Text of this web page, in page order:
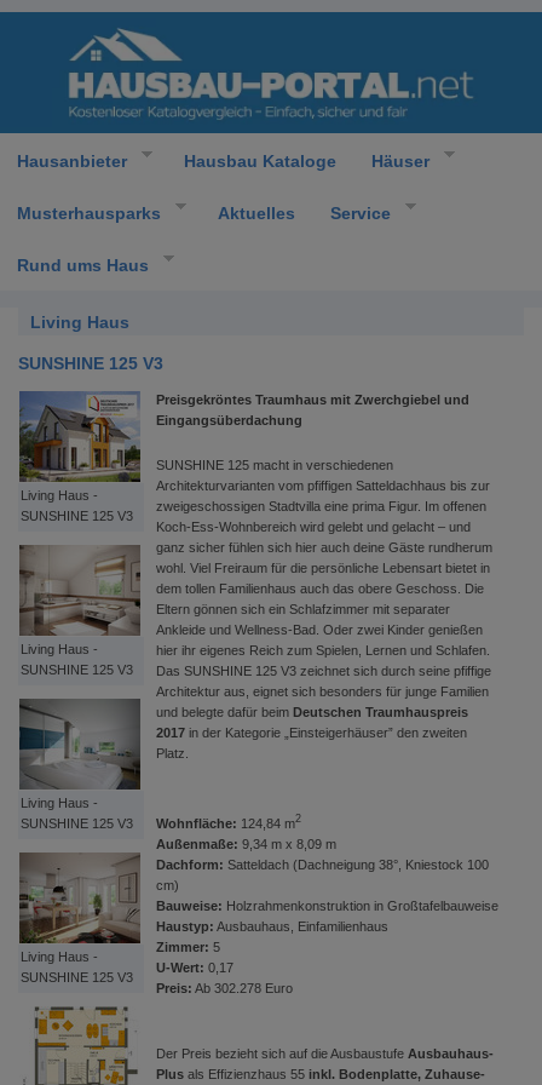
Hausanbieter Hausbau Kataloge Häuser
Musterhausparks Aktuelles Service
Rund ums Haus
Living Haus
SUNSHINE 125 V3
Living Haus -
SUNSHINE 125 V3
Living Haus -
SUNSHINE 125 V3
Living Haus -
SUNSHINE 125 V3
Living Haus -
SUNSHINE 125 V3
Preisgekröntes Traumhaus mit Zwerchgiebel und
Eingangsüberdachung
SUNSHINE 125 macht in verschiedenen
Architekturvarianten vom pfiffigen Satteldachhaus bis zur
zweigeschossigen Stadtvilla eine prima Figur. Im offenen
Koch-Ess-Wohnbereich wird gelebt und gelacht – und
ganz sicher fühlen sich hier auch deine Gäste rundherum
wohl. Viel Freiraum für die persönliche Lebensart bietet in
dem tollen Familienhaus auch das obere Geschoss. Die
Eltern gönnen sich ein Schlafzimmer mit separater
Ankleide und Wellness-Bad. Oder zwei Kinder genießen
hier ihr eigenes Reich zum Spielen, Lernen und Schlafen.
Das SUNSHINE 125 V3 zeichnet sich durch seine pfiffige
Architektur aus, eignet sich besonders für junge Familien
und belegte dafür beim Deutschen Traumhauspreis
2017 in der Kategorie „Einsteigerhäuser” den zweiten
Platz.
Wohnfläche: 124,84 m2
Außenmaße: 9,34 m x 8,09 m
Dachform: Satteldach (Dachneigung 38°, Kniestock 100
cm)
Bauweise: Holzrahmenkonstruktion in Großtafelbauweise
Haustyp: Ausbauhaus, Einfamilienhaus
Zimmer: 5
U-Wert: 0,17
Preis: Ab 302.278 Euro
Der Preis bezieht sich auf die Ausbaustufe Ausbauhaus-
Plus als Effizienzhaus 55 inkl. Bodenplatte, Zuhause-